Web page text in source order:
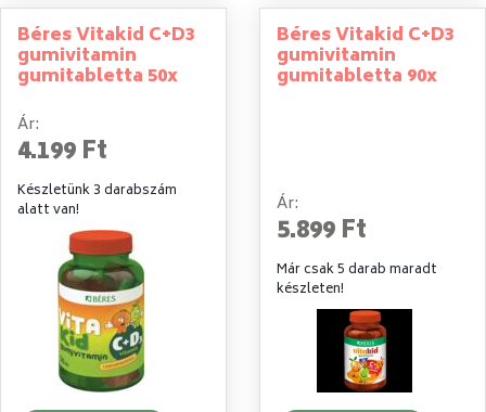
Béres Vitakid C+D3
gumivitamin
gumitabletta 50x
Ár:
4.199 Ft
Készletünk 3 darabszám
alatt van!
Béres Vitakid C+D3
gumivitamin
gumitabletta 90x
Ár:
5.899 Ft
Már csak 5 darab maradt
készleten!